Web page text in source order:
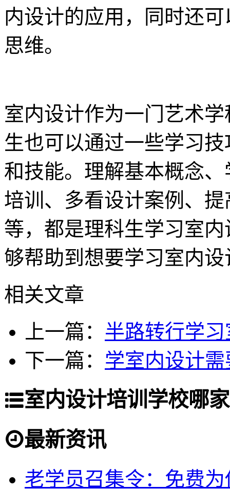
内设计的应用，同时还
思维。
室内设计作为一门艺术
生也可以通过一些学习
和技能。理解基本概念
培训、多看设计案例、
等，都是理科生学习室
够帮助到想要学习室内
相关文章
上一篇： 半路转行学
下一篇： 学室内设计
室内设计培训学校哪
最新资讯
老学员召集令：免费